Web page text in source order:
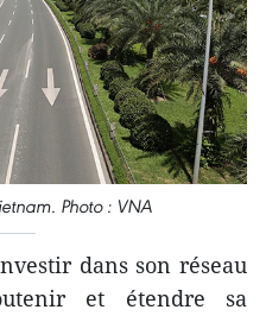
Photo : VNA
dans son réseau
et étendre sa